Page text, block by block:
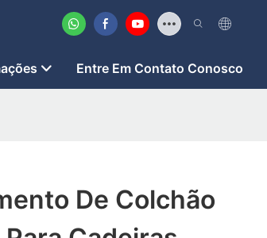
Entre Em Contato Conosco
De Colchão